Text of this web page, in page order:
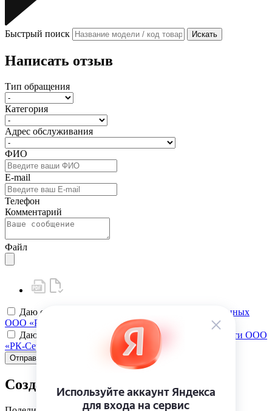
Быстрый поиск Искать
Написать отзыв
Тип обращения
Категория
Адрес обслуживания
ФИО
E-mail
Телефон
Комментарий
Файл
Даю своё
согласие на обработку персональных данных
ООО «РК-Сервис»
Даю своё
согласие на политику конфиденциальности ООО
«РК-Сервис»
Отправить
Создать карту клиента